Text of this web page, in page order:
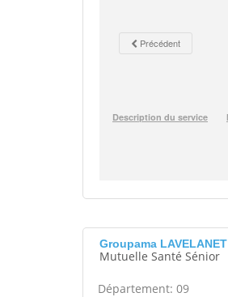
Groupama LAVELANET
Mutuelle Santé Sénior
Département: 09